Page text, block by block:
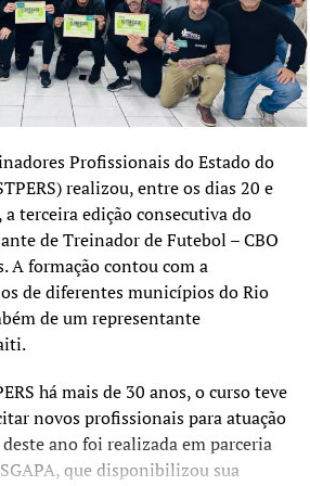
CANOAS
COMEPTIÇÃO
GOMES
RIO GRANDE DO SUL RS
SKATE
SP
Canoas é a nova casa do time
terá possibilidade de bolsas de
Profissionais do Estado do
realizou, entre os dias 20 e
terceira edição consecutiva do
de Treinador de Futebol – CBO
A formação contou com a
de diferentes municípios do Rio
de um representante
há mais de 30 anos, o curso teve
novos profissionais para atuação
ano foi realizada em parceria
que disponibilizou sua